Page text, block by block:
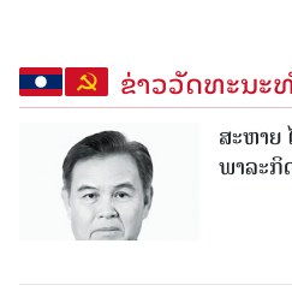
ຂ່າວວັດທະນະ
ສະຫາ
ພາລະກິ